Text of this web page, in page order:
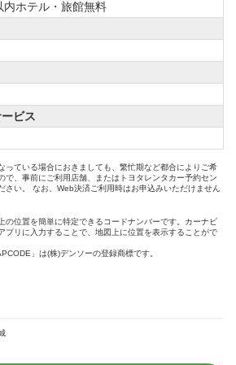
ホテル・旅館無料
ビス
ている場合におきましても、繁忙期など都合によりご希
で、事前にご利用店舗、またはトヨタレンタカー予約セン
さい。 なお、Web決済ご利用時はお申込みいただけません
位置を簡単に特定できるコードナンバーです。カーナビ
プリに入力することで、地図上に位置を表示することがで
」は(株)デンソーの登録商標です。